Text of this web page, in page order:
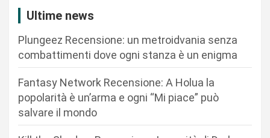
Ultime news
Plungeez Recensione: un metroidvania senza
combattimenti dove ogni stanza è un enigma
Fantasy Network Recensione: A Holua la
popolarità è un’arma e ogni “Mi piace” può
salvare il mondo